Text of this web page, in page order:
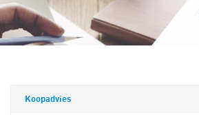
Koopadvies